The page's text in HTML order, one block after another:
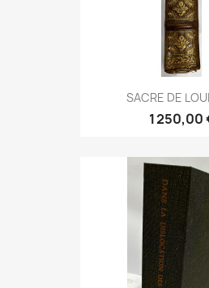
SACRE DE
1 250,00